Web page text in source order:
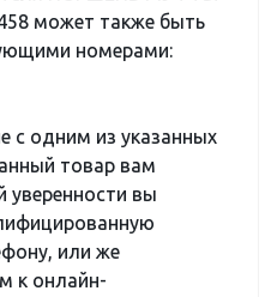
может также быть
номерами:
с одним из указанных
товар вам
вы
или же
к онлайн-